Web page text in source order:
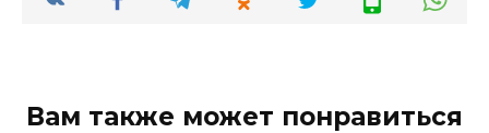
Вам также может понравиться